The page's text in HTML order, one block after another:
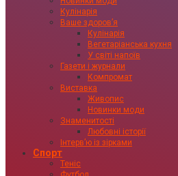
Кулінарія
Ваше здоровʼя
Кулінарія
Вегетаріанська кухня
У світі напоїв
Газети і журнали
Компромат
Виставка
Живопис
Новинки моди
Знаменитості
Любовні історії
Інтервʼю із зірками
Спорт
Теніс